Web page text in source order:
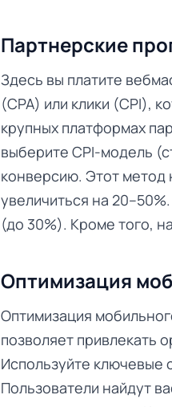
Партнерские
Здесь вы платите
(CPA) или клики (CPI),
крупных платформах
выберите CPI-модель
конверсию. Этот метод
увеличиться на
(до 30%). Кроме того,
Оптимизация
Оптимизация
позволяет привлекать
Используйте ключевые
Пользователи найдут